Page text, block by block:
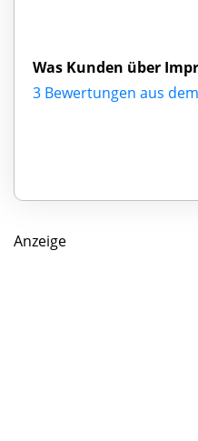
Was Kunden über
3 Bewertungen aus
Anzeige